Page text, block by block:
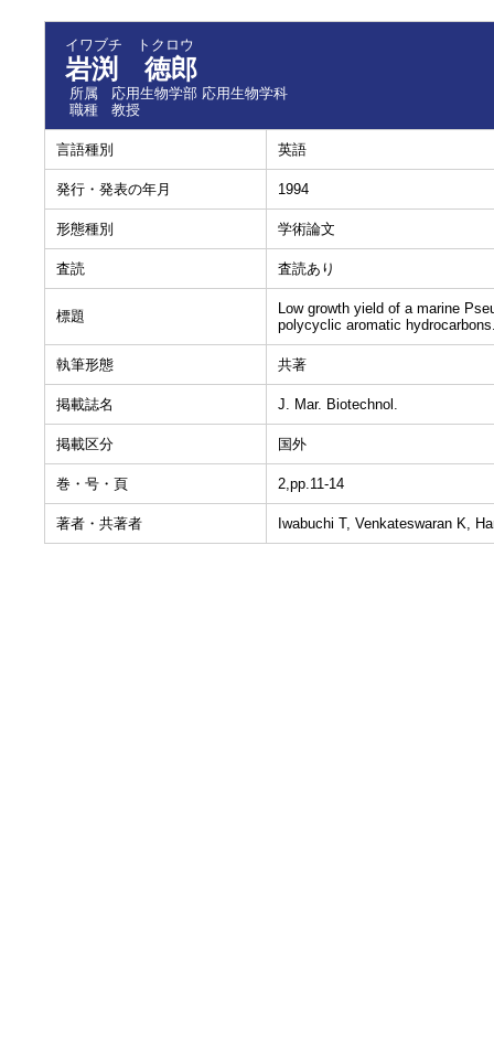
イワブチ トクロウ
岩渕 徳郎
所属
応用生物学部 応用生物学科
職種
教授
言語種別 英語
発行・発表の年月 1994
形態種別 学術論文
査読 査読あり
標題
Low growth yield of a marine
polycyclic aromatic
執筆形態 共著
掲載誌名 J. Mar. Biotechnol.
掲載区分 国外
巻・号・頁 2,pp.11-14
著者・共著者 Iwabuchi T, Venkateswaran K,